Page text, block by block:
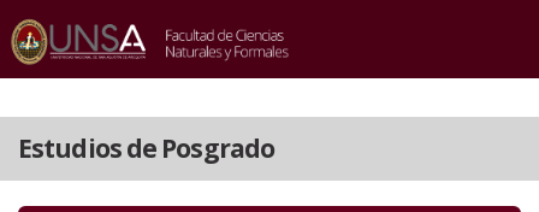
INICIO ESTUDIOS DE POSGRADO
Estudios de Posgrado